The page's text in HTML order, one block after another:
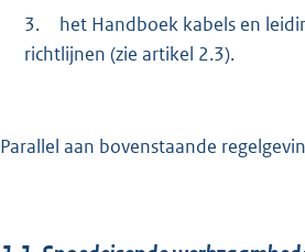
3.
het Handboek kabels en
richtlijnen (zie artikel 2.3).
Parallel aan bovenstaande